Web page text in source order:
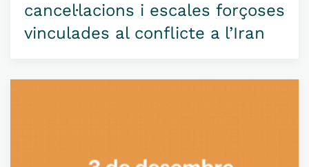
cancel·lacions i escales forçoses
vinculades al conflicte a l’Iran